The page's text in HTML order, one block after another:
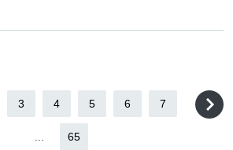
3 4 5 6 7
65